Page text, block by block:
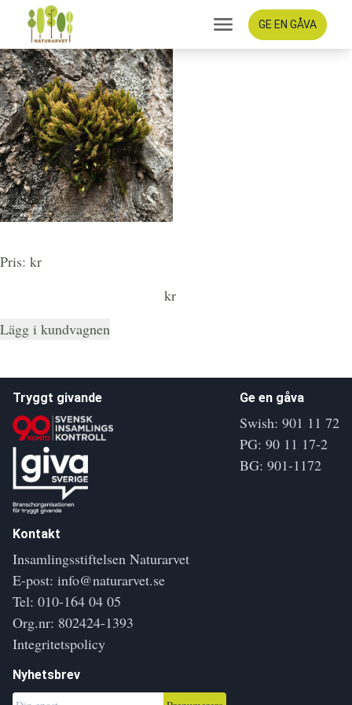
GE EN GÅVA
Pris: kr
kr
Tryggt givande Ge en gåva
Swish: 901 11 72
PG: 90 11 17-2
BG: 901-1172
Kontakt
Insamlingsstiftelsen Naturarvet
E-post: info@naturarvet.se
Tel: 010-164 04 05
Org.nr: 802424-1393
Integritetspolicy
Nyhetsbrev